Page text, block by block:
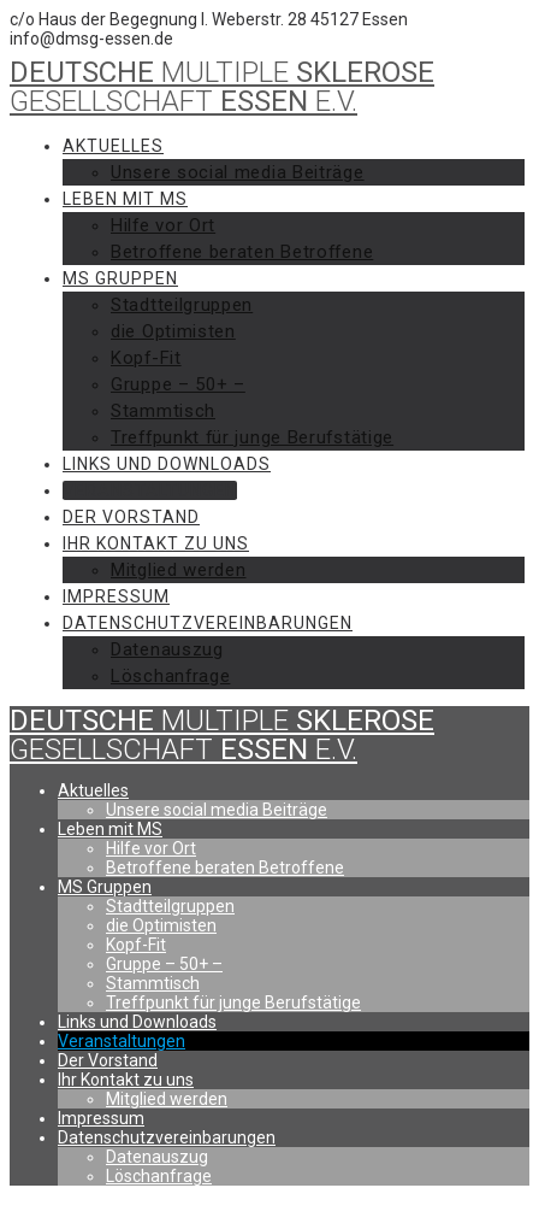
Skip
to
c/o Haus der Begegnung I. Weberstr. 28 45127 Essen
info@dmsg-essen.de
DEUTSCHE MULTIPLE SKLEROSE
GESELLSCHAFT ESSEN E.V.
AKTUELLES
Unsere social media Beiträge
LEBEN MIT MS
Hilfe vor Ort
Betroffene beraten Betroffene
MS GRUPPEN
Stadtteilgruppen
die Optimisten
Kopf-Fit
Gruppe – 50+ –
Stammtisch
Treffpunkt für junge Berufstätige
LINKS UND DOWNLOADS
DER VORSTAND
IHR KONTAKT ZU UNS
Mitglied werden
IMPRESSUM
DATENSCHUTZVEREINBARUNGEN
Datenauszug
Löschanfrage
DEUTSCHE MULTIPLE SKLEROSE
GESELLSCHAFT ESSEN E.V.
Aktuelles
Unsere social media Beiträge
Leben mit MS
Hilfe vor Ort
Betroffene beraten Betroffene
MS Gruppen
Stadtteilgruppen
die Optimisten
Kopf-Fit
Gruppe – 50+ –
Stammtisch
Treffpunkt für junge Berufstätige
Links und Downloads
Veranstaltungen
Der Vorstand
Ihr Kontakt zu uns
Mitglied werden
Impressum
Datenschutzvereinbarungen
Datenauszug
Löschanfrage